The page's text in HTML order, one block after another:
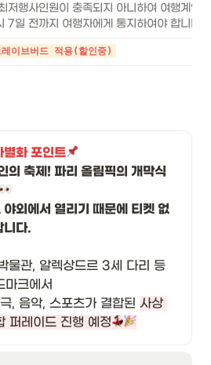
저행사인원이 충족되지 아니하여 여행계약
7일 전까지 여행자에게 통지하여야 합니다.
이브버드 적용(할인중)
별화 포인트
축제! 파리 올림픽의 개막식
외에서 열리기 때문에 티켓 없
니다.
물관, 알렉상드르 3세 다리 등
마크에서
, 음악, 스포츠가 결합된 사상
퍼레이드 진행 예정